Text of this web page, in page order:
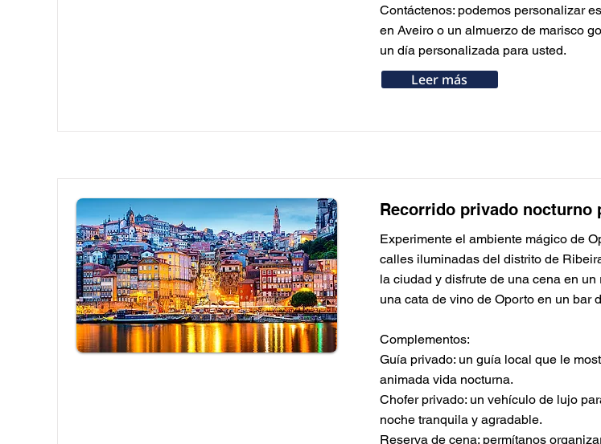
Contáctenos: podemos personalizar
en Aveiro o un almuerzo de marisco
un día personalizada para usted.
Leer más
Button
Button
Button
Button
Button
Button
Button
Button
Recorrido privado nocturno
Experimente el ambiente mágico de
calles iluminadas del distrito de
la ciudad y disfrute de una cena en
una cata de vino de Oporto en un bar
Complementos:
Guía privado: un guía local que le
animada vida nocturna.
Chofer privado: un vehículo de lujo
noche tranquila y agradable.
Reserva de cena: permítanos